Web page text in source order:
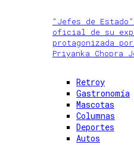
“Jefes de
oficial de su
protagonizada
Priyanka Chopra
Retroy
Gastronomía
Mascotas
Columnas
Deportes
Autos